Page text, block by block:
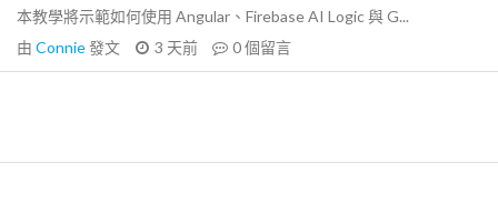
本教學將示範如何使用 Angular、Firebase AI Logic 與 G...
由 Connie發文 3 天前 0個留言